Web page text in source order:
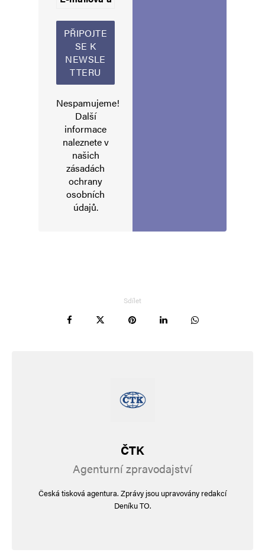
Alternative:
Nespamujeme!
Další
informace
naleznete v
našich
zásadách
ochrany
osobních
údajů.
Sdílet
ČTK
Agenturní zpravodajství
Česká tisková agentura. Zprávy jsou upravovány redakcí
Deníku TO.